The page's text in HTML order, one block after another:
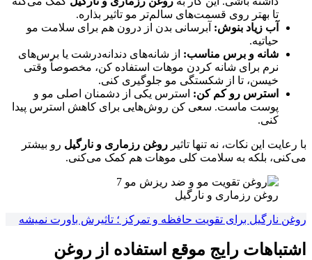
تا بهتر روی قسمت‌های سالم‌تر مو تاثیر بذاره.
آب زیاد بنوش: آبرسانی بدن از درون هم برای سلامت مو
حیاتیه.
شانه و برس مناسب: از شانه‌های دندانه‌درشت یا برس‌های
نرم برای شانه کردن موهات استفاده کن، مخصوصاً وقتی
خیسن، تا از شکستگی مو جلوگیری کنی.
استرس رو کم کن: استرس یکی از دشمنان اصلی مو و
پوست ماست. سعی کن روش‌هایی برای کاهش استرس پیدا
کنی.
با رعایت این نکات، نه تنها تاثیر روغن رزماری و نارگیل رو بیشتر
می‌کنی، بلکه به سلامت کلی موهات هم کمک می‌کنی.
روغن رزماری و نارگیل
روغن نارگیل برای تقویت حافظه و تمرکز ؛ تاثیرش باورت نمیشه
اشتباهات رایج موقع استفاده از روغن